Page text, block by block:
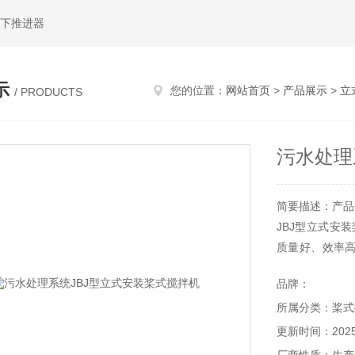
推进器
/ PRODUCTS 您的位置： 网站首页 > 产品展示 > 立
污水处
简要描述：产
JBJ型立式安
质量好、效率
混凝土及各种
品牌：
所属分类：桨
更新时间：